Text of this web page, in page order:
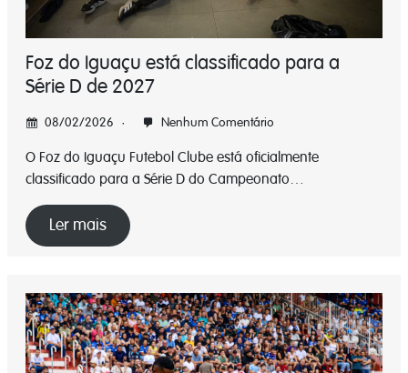
Foz do Iguaçu está classificado para a
Série D de 2027
08/02/2026 Nenhum Comentário
O Foz do Iguaçu Futebol Clube está oficialmente
classificado para a Série D do Campeonato…
Ler mais